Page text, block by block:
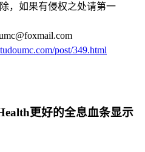
，如果有侵权之处请第一
post/349.html
更好的全息血条显示